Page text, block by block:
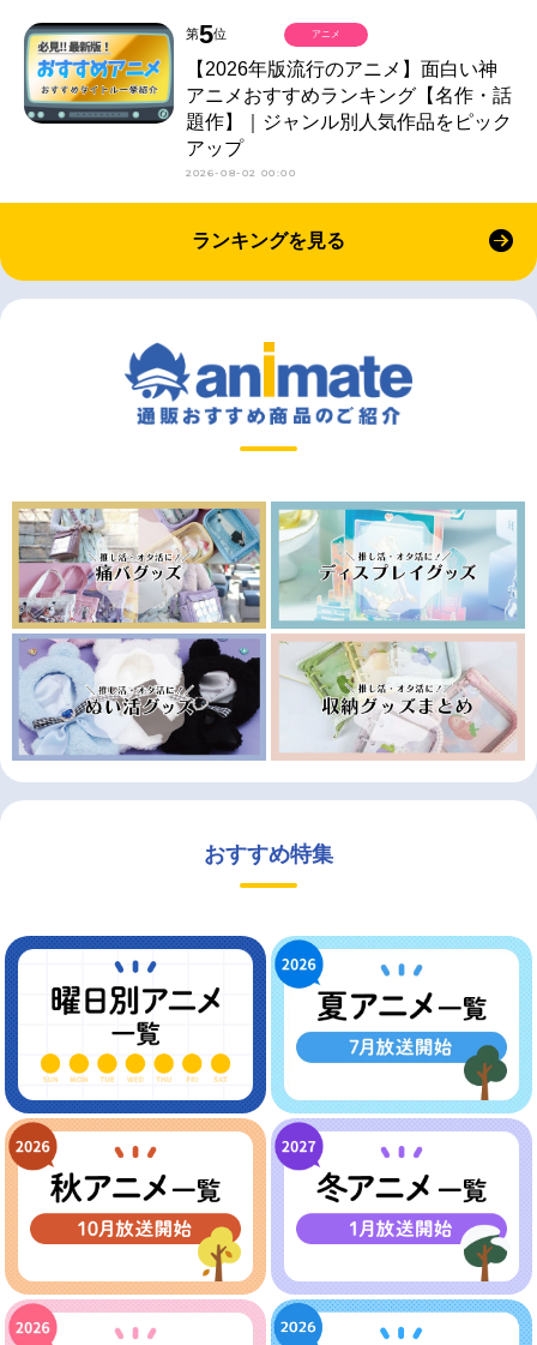
第5位
【2026年版流行のアニメ】面白い神
アニメおすすめランキング【名作・話
題作】｜ジャンル別人気作品をピック
アップ
2026-08-02 00:00
アニメ
ランキングを見る
おすすめ特集